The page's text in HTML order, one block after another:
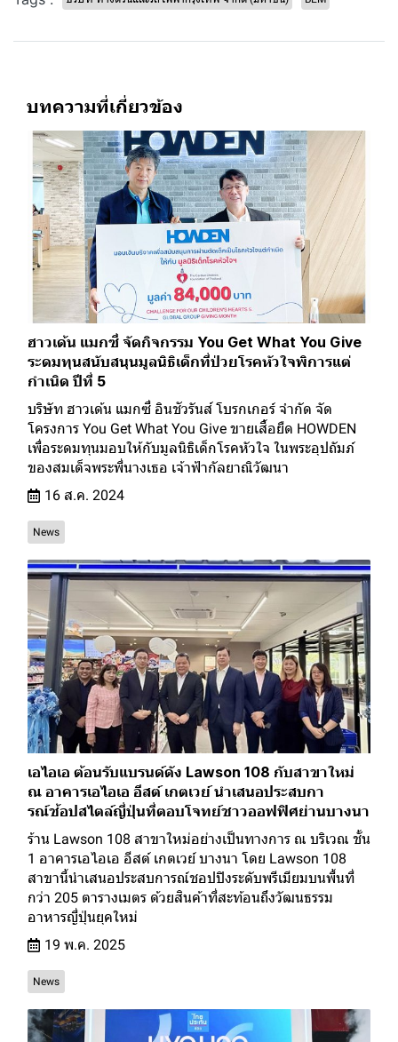
บทความที่เกี่ยวข้อง
ฮาวเด้น แมกซี่ จัดกิจกรรม You Get What You Give
ระดมทุนสนับสนุนมูลนิธิเด็กที่ป่วยโรคหัวใจพิการแต่
กำเนิด ปีที่ 5
บริษัท ฮาวเด้น แมกซี่ อินชัวรันส์ โบรกเกอร์ จำกัด จัด
โครงการ You Get What You Give ขายเสื้อยืด HOWDEN
เพื่อระดมทุนมอบให้กับมูลนิธิเด็กโรคหัวใจ ในพระอุปถัมภ์
ของสมเด็จพระพี่นางเธอ เจ้าฟ้ากัลยาณิวัฒนา
16 ส.ค. 2024
News
เอไอเอ ต้อนรับแบรนด์ดัง Lawson 108 กับสาขาใหม่
ณ อาคารเอไอเอ อีสต์ เกตเวย์ นำเสนอประสบกา
รณ์ช้อปสไตล์ญี่ปุ่นที่ตอบโจทย์ชาวออฟฟิศย่านบางนา
ร้าน Lawson 108 สาขาใหม่อย่างเป็นทางการ ณ บริเวณ ชั้น
1 อาคารเอไอเอ อีสต์ เกตเวย์ บางนา โดย Lawson 108
สาขานี้นำเสนอประสบการณ์ชอปปิงระดับพรีเมียมบนพื้นที่
กว่า 205 ตารางเมตร ด้วยสินค้าที่สะท้อนถึงวัฒนธรรม
อาหารญี่ปุ่นยุคใหม่
19 พ.ค. 2025
News